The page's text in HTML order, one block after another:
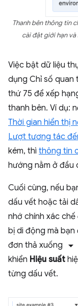
Thanh bên thông tin
cài đặt giới hạn
Việc bật dữ liệu
dụng Chỉ số quan
thứ 75 để xếp
thanh bên. Ví dụ:
Thời gian hiển thị
Lượt tương tác
kém, thì thông tin
hướng nằm ở đầu
Cuối cùng, nếu
dấu vết hoặc tải
nhớ chính xác
bị di động mà bạn
đơn thả xuống arrow_drop_down
khiển Hiệu suất
từng dấu vết.